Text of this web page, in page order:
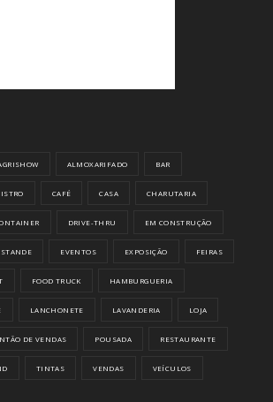
ALMOXARIFADO BAR
CAFÉ CASA CHARUTARIA
DRIVE-THRU EM CONSTRUÇÃO
EVENTOS EXPOSIÇÃO FEIRAS
FOOD TRUCK HAMBURGUERIA
LANCHONETE LAVANDERIA LOJA
DE VENDAS POUSADA RESTAURANTE
TINTAS VENDAS VEÍCULOS